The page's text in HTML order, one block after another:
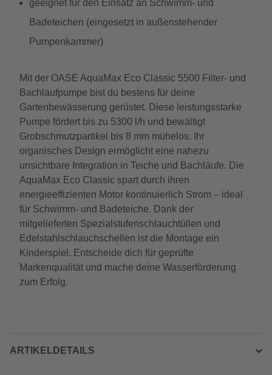
geeignet für den Einsatz an Schwimm- und
Badeteichen (eingesetzt in außenstehender
Pumpenkammer)
Mit der OASE AquaMax Eco Classic 5500 Filter- und
Bachlaufpumpe bist du bestens für deine
Gartenbewässerung gerüstet. Diese leistungsstarke
Pumpe fördert bis zu 5300 l/h und bewältigt
Grobschmutzpartikel bis 8 mm mühelos. Ihr
organisches Design ermöglicht eine nahezu
unsichtbare Integration in Teiche und Bachläufe. Die
AquaMax Eco Classic spart durch ihren
energieeffizienten Motor kontinuierlich Strom – ideal
für Schwimm- und Badeteiche. Dank der
mitgelieferten Spezialstufenschlauchtüllen und
Edelstahlschlauchschellen ist die Montage ein
Kinderspiel. Entscheide dich für geprüfte
Markenqualität und mache deine Wasserförderung
zum Erfolg.
ARTIKELDETAILS